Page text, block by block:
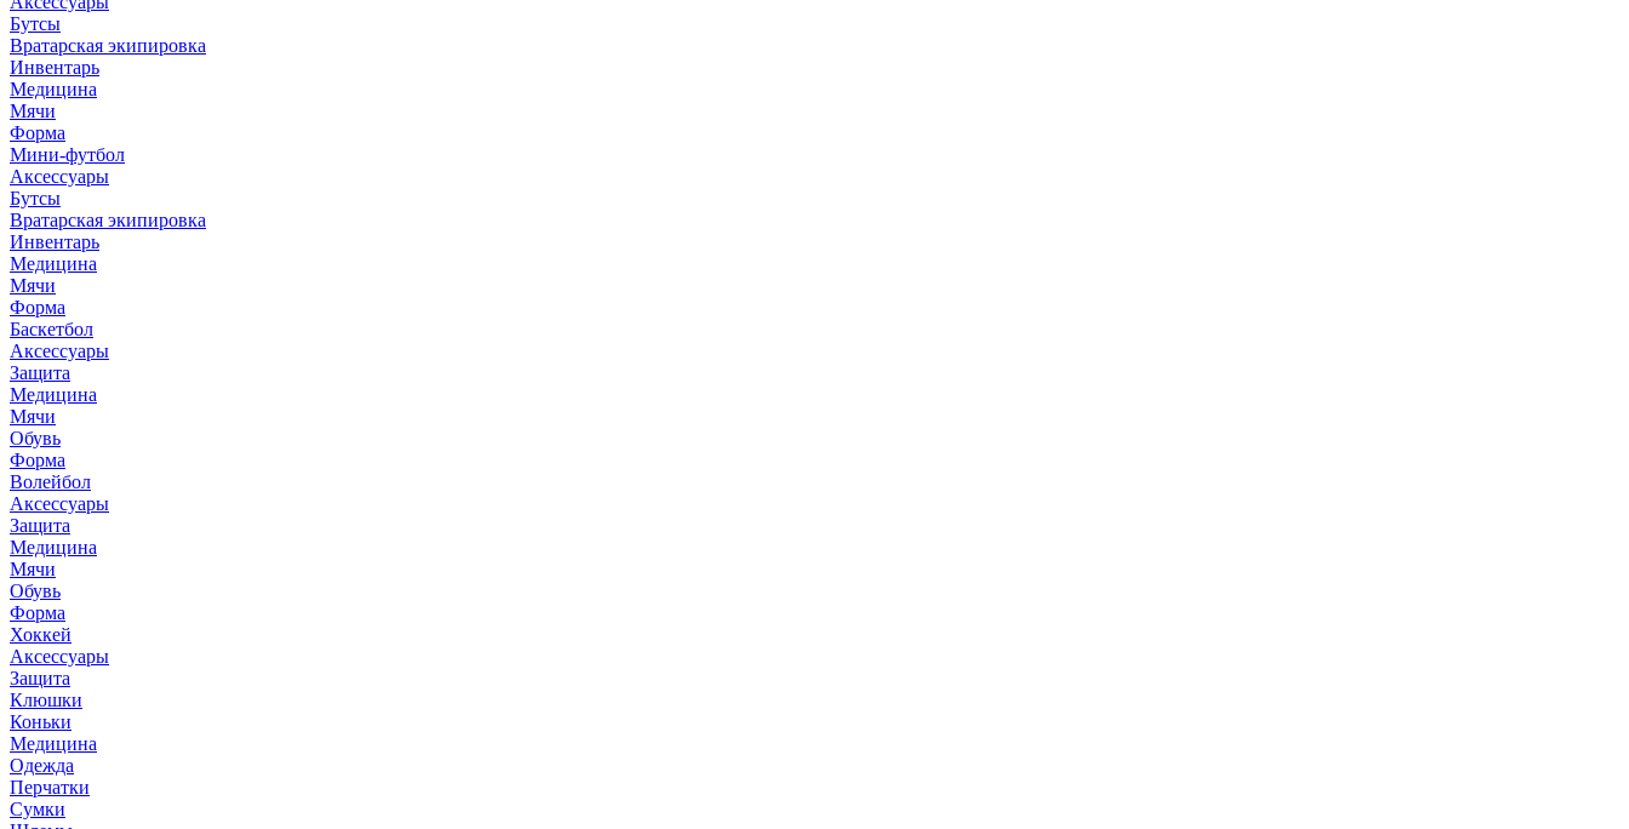
Бутсы
Вратарская экипировка
Инвентарь
Медицина
Мячи
Форма
Мини-футбол
Аксессуары
Бутсы
Вратарская экипировка
Инвентарь
Медицина
Мячи
Форма
Баскетбол
Аксессуары
Защита
Медицина
Мячи
Обувь
Форма
Волейбол
Аксессуары
Защита
Медицина
Мячи
Обувь
Форма
Хоккей
Аксессуары
Защита
Клюшки
Коньки
Медицина
Одежда
Перчатки
Сумки